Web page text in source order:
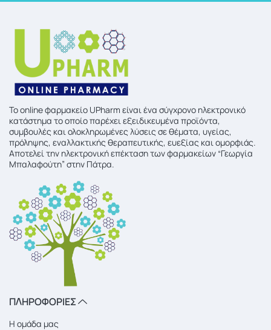
To online φαρμακείο UPharm είναι ένα σύγχρονο ηλεκτρονικό
κατάστημα το οποίο παρέχει εξειδικευμένα προϊόντα,
συμβουλές και ολοκληρωμένες λύσεις σε θέματα, υγείας,
πρόληψης, εναλλακτικής θεραπευτικής, ευεξίας και ομορφιάς.
Αποτελεί την ηλεκτρονική επέκταση των φαρμακείων “Γεωργία
Μπαλαφούτη” στην Πάτρα.
ΠΛΗΡΟΦΟΡΙΕΣ
Η ομάδα μας